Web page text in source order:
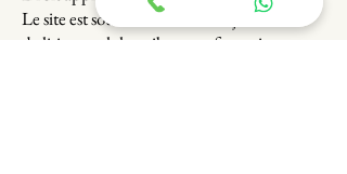
Le site est soumis au droit français. En cas
de litige, seuls les tribunaux français seront